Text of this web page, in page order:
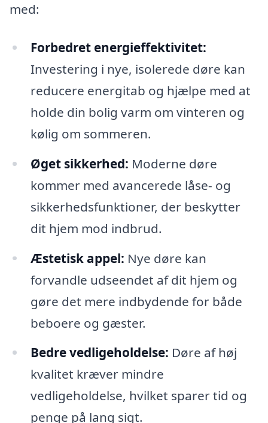
med:
Forbedret energieffektivitet:
Investering i nye, isolerede døre kan
reducere energitab og hjælpe med at
holde din bolig varm om vinteren og
kølig om sommeren.
Øget sikkerhed: Moderne døre
kommer med avancerede låse- og
sikkerhedsfunktioner, der beskytter
dit hjem mod indbrud.
Æstetisk appel: Nye døre kan
forvandle udseendet af dit hjem og
gøre det mere indbydende for både
beboere og gæster.
Bedre vedligeholdelse: Døre af høj
kvalitet kræver mindre
vedligeholdelse, hvilket sparer tid og
penge på lang sigt.